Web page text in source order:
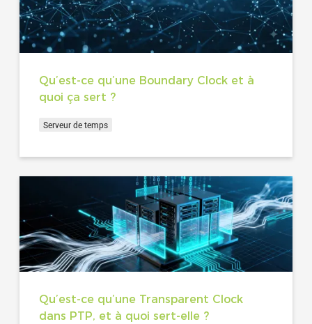
Qu’est-ce qu’une Boundary Clock et à
quoi ça sert ?
Serveur de temps
Qu’est-ce qu’une Transparent Clock
dans PTP, et à quoi sert-elle ?